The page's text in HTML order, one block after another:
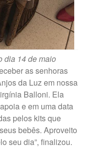
dia 14 de maio
as senhoras
da Luz em nossa
Balloni. Ela
e em uma data
pelos kits que
bebês. Aproveito
seu dia”, finalizou.